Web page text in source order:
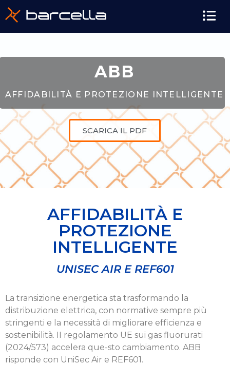
ABB
AFFIDABILITÀ E PROTEZIONE INTELLIGENTE
SCARICA IL PDF
AFFIDABILITÀ E
PROTEZIONE
INTELLIGENTE
UNISEC AIR E REF601
La transizione energetica sta trasformando la
distribuzione elettrica, con normative sempre più
stringenti e la necessità di migliorare efficienza e
sostenibilità. II regolamento UE sui gas fluorurati
(2024/573) accelera que-sto cambiamento. ABB
risponde con UniSec Air e REF601.